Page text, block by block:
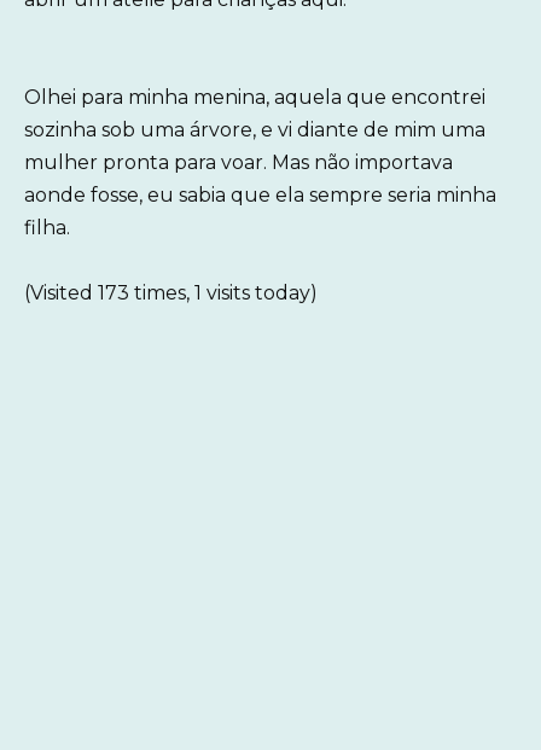
Olhei para minha menina, aquela que encontrei
sozinha sob uma árvore, e vi diante de mim uma
mulher pronta para voar. Mas não importava
aonde fosse, eu sabia que ela sempre seria minha
filha.
(Visited 173 times, 1 visits today)